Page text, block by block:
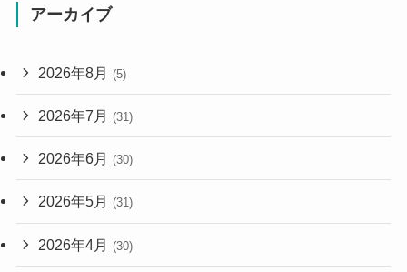
アーカイブ
2026年8月 (5)
2026年7月 (31)
2026年6月 (30)
2026年5月 (31)
2026年4月 (30)